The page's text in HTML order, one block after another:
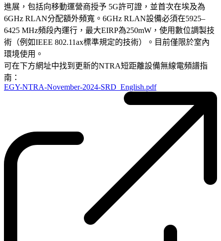
進展，包括向移動運營商授予 5G許可證，並首次在埃及為
6GHz RLAN分配額外頻寬。6GHz RLAN設備必須在5925–
6425 MHz頻段內運行，最大EIRP為250mW，使用數位調製技
術（例如IEEE 802.11ax標準規定的技術）。目前僅限於室內
環境使用。
可在下方網址中找到更新的NTRA短距離設備無線電頻譜指
南：
EGY-NTRA-November-2024-SRD_English.pdf